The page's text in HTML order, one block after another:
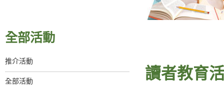
全部活動
推介活動
全部活動 讀者教育